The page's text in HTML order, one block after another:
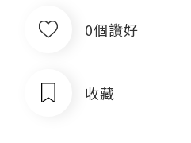
0個讚好
收藏